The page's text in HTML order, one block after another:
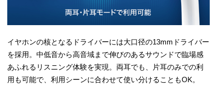
イヤホンの核となるドライバーには大口径の13mmドライバー
を採用。中低音から高音域まで伸びのあるサウンドで臨場感
あふれるリスニング体験を実現。両耳でも、片耳のみでの利
用も可能で、利用シーンに合わせて使い分けることもOK。